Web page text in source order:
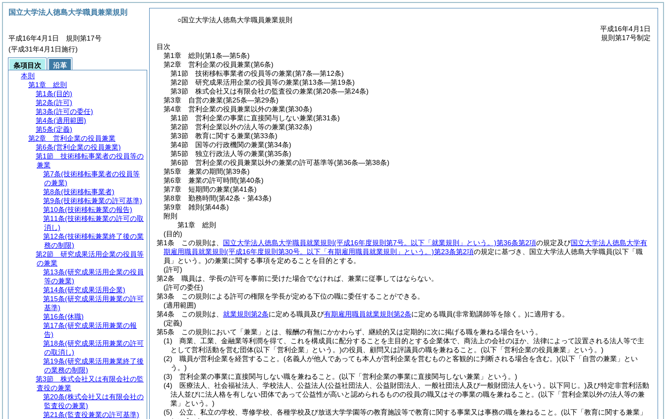
○国立大学法人徳島大学職員兼業規則
平成16年4月1日
規則第17号制定
目次
第1章
総則 (第1条―第5条)
第2章
営利企業の役員兼業(第6条)
第1節
技術移転事業者の役員等の兼業(第7条―第12条)
第2節
研究成果活用企業の役員等の兼業(第13条―第19条)
第3節
株式会社又は有限会社の監査役の兼業(第20条―第24条)
第3章
自営の兼業(第25条―第29条)
第4章
営利企業の役員兼業以外の兼業(第30条)
第1節
営利企業の事業に直接関与しない兼業(第31条)
第2節
営利企業以外の法人等の兼業(第32条)
第3節
教育に関する兼業(第33条)
第4節
国等の行政機関の兼業(第34条)
第5節
独立行政法人等の兼業(第35条)
第6節
営利企業の役員兼業以外の兼業の許可基準等(第36条―第38条)
第5章
兼業の期間(第39条)
第6章
兼業の許可時間(第40条)
第7章
短期間の兼業(第41条)
第8章
勤務時間(第42条・第43条)
第9章
雑則 (第44条)
附則
第1章
総則
(目的)
第1条
この規則は、 国立大学法人徳島大学職員就業規則 (平成16年度規則第7号。以下「就業規則」という。)第36条第2項の規定及び国立大学法人徳島大学有
期雇用職員就業規則 (平成16年度規則第30号。以下「有期雇用職員就業規則」という。)第23条第2項の規定に基づき、国立大学法人徳島大学職員(以下「職
員」という。)の兼業に関する事項を定めることを目的とする。
(許可)
第2条
職員は、学長の許可を事前に受けた場合でなければ、兼業に従事してはならない。
(許可の委任)
第3条
この規則による許可の権限を学長が定める下位の職に委任することができる。
(適用範囲)
第4条
この規則は、 就業規則第2条に定める職員及び有期雇用職員就業規則第2条に定める職員(非常勤講師等を除く。)に適用する。
(定義)
第5条
この規則において「兼業」とは、報酬の有無にかかわらず、継続的又は定期的に次に掲げる職を兼ねる場合をいう。
(1)
商業、工業、金融業等利潤を得て、これを構成員に配分することを主目的とする企業体で、商法上の会社のほか、法律によって設置される法人等で主
として営利活動を営む団体(以下「営利企業」という。)の役員、顧問又は評議員の職を兼ねること。 (以下「営利企業の役員兼業」という。)
(2)
職員が営利企業を経営すること。 (名義人が他人であっても本人が営利企業を営むものと客観的に判断される場合を含む。)(以下「自営の兼業」とい
う。)
(3)
営利企業の事業に直接関与しない職を兼ねること。 (以下「営利企業の事業に直接関与しない兼業」という。)
(4)
医療法人、社会福祉法人、学校法人、公益法人(公益社団法人、公益財団法人、一般社団法人及び一般財団法人をいう。以下同じ。)及び特定非営利活動
法人並びに法人格を有しない団体であって公益性が高いと認められるものの役員の職又はその事業の職を兼ねること。 (以下「営利企業以外の法人等の兼
業」という。)
(5)
公立、私立の学校、専修学校、各種学校及び放送大学学園等の教育施設等で教育に関する事業又は事務の職を兼ねること。 (以下「教育に関する兼業」
国立大学法人徳島大学職員兼業規則
平成16年4月1日 規則第17号
(平成31年4月1日施行)
条項目次
沿革
本則
第1章
総則
第1条(目的)
第2条(許可)
第3条(許可の委任)
第4条(適用範囲)
第5条(定義)
第2章
営利企業の役員兼業
第6条(営利企業の役員兼業)
第1節
技術移転事業者の役員等の
兼業
第7条(技術移転事業者の役員等
の兼業)
第8条(技術移転事業者)
第9条(技術移転兼業の許可基準)
第10条(技術移転兼業の報告)
第11条(技術移転兼業の許可の取
消し)
第12条(技術移転兼業終了後の業
務の制限)
第2節
研究成果活用企業の役員等
の兼業
第13条(研究成果活用企業の役員
等の兼業)
第14条(研究成果活用企業)
第15条(研究成果活用兼業の許可
基準)
第16条(休職)
第17条(研究成果活用兼業の報
告)
第18条(研究成果活用兼業の許可
の取消し)
第19条(研究成果活用兼業終了後
の業務の制限)
第3節
株式会社又は有限会社の監
査役の兼業
第20条(株式会社又は有限会社の
監査役の兼業)
第21条(監査役兼業の許可基準)